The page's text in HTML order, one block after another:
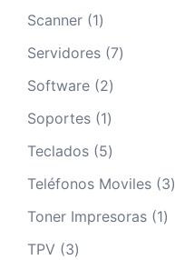
productos
Scanner 11
producto
Servidores 77
Software 22
productos
Soportes 11
producto
Teclados 55
productos
Teléfonos Moviles 33
Toner Impresoras 11
TPV 33